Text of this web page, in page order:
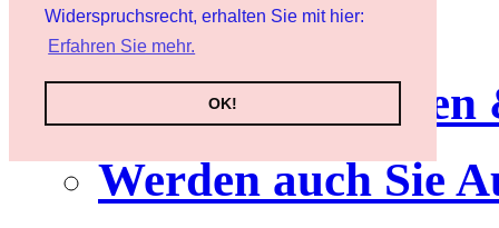
Widerspruchsrecht, erhalten Sie mit hier:
Erfahren Sie mehr.
OK!
Service
Werden auch Sie